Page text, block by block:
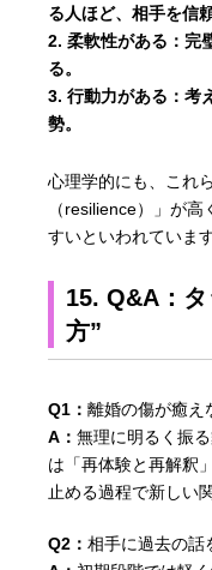
る人ほど、相手を信
柔軟性がある： 完
る。
行動力がある：考
勢。
心理学的にも、これ
（resilience）」が
すいといわれています
15. Q&A：タ
方”
Q1：離婚の傷が癒え
A：無理に明るく振
は「再体験と再解釈
止める過程で新しい
Q2：相手に過去の話